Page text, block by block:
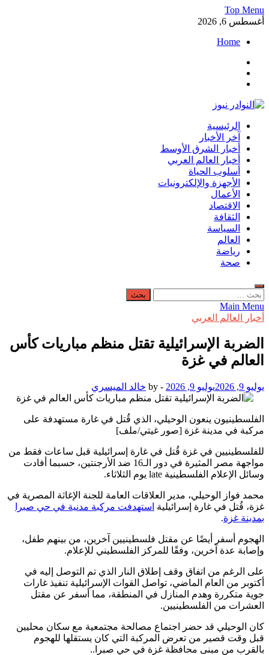
Skip
to
Top Menu
أغسطس 6, 2026
Home
النوادر نيوز
موقع إخباري عربي مستقل ينقل آخر الأخبار والتقارير من العالم
العربي والعالمي
الرئيسية
آخر الأخبار
أخبار الشرق الأوسط
أخبار العالم العربي
أسلوب الحياة
الأجهزة والإلكترونيات
الأعمال
الاقتصاد
الثقافة
السياسة
العالم
رياضة
صحة
البحث
عن:
Main Menu
أخبار العالم العربي
الضربة الإسرائيلية تقتل منظم مباريات كأس
العالم في غزة
يوليو 9, 2026 يوليو 9, 2026 -
by خالد الميسري
الفلسطينيون ينعون الوحيلي، الذي قُتل في غارة مستهدفة على
مركبة في مدينة غزة [صور غيتي/ملف]
للفلسطينيين في غزة قُتل في غارة إسرائيلية قبل ساعات فقط من
مواجهة مصر المثيرة في دور الـ16 ضد الأرجنتين، حسبما أفادت
وسائل الإعلام الفلسطينية late يوم الثلاثاء.
محمد فواز الوحيلي، مدير العلاقات العامة للجنة الإغاثة المصرية في
غزة، قُتل في غارة إسرائيلية استهدفت مركبة مدنية في حي صبرا
بمدينة غزة.
الهجوم أسفر أيضًا عن مقتل فلسطينيين آخرين، من بينهم طفل،
وإصابة عدة آخرين، وفقًا للمركز الفلسطيني للإعلام.
على الرغم من اتفاق وقف إطلاق النار الذي تم التوصل إليه في
أكتوبر من العام الماضي، تواصل القوات الإسرائيلية تنفيذ غارات
جوية متكررة وهدم المنازل في المنطقة، مما أسفر عن مقتل
العشرات من الفلسطينيين.
كان الوحيلي قد حضر اجتماع مصالحة مجتمعية مع سكان محليين
قبل وقت قصير من تعرض المركبة التي كان يستقلها للهجوم
بالقرب من مبنى محافظة غزة في حي صبرا..